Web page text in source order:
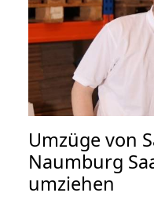
Umzüge von
Naumburg
umziehen